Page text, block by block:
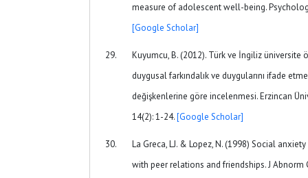
measure of adolescent well-being.
[Google Scholar]
Kuyumcu, B. (2012). Türk ve İngiliz
duygusal farkındalık ve duygularını ifade
değişkenlerine göre incelenmesi. Erzincan
14(2): 1-24.[Google Scholar]
La Greca, LJ. & Lopez, N. (1998) Social
with peer relations and friendships. J Abnorm